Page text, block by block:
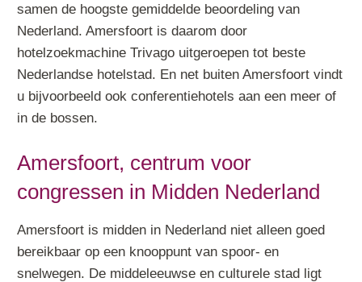
samen de hoogste gemiddelde beoordeling van
Nederland. Amersfoort is daarom door
hotelzoekmachine Trivago uitgeroepen tot beste
Nederlandse hotelstad. En net buiten Amersfoort vindt
u bijvoorbeeld ook conferentiehotels aan een meer of
in de bossen.
Amersfoort, centrum voor
congressen in Midden Nederland
Amersfoort is midden in Nederland niet alleen goed
bereikbaar op een knooppunt van spoor- en
snelwegen. De middeleeuwse en culturele stad ligt